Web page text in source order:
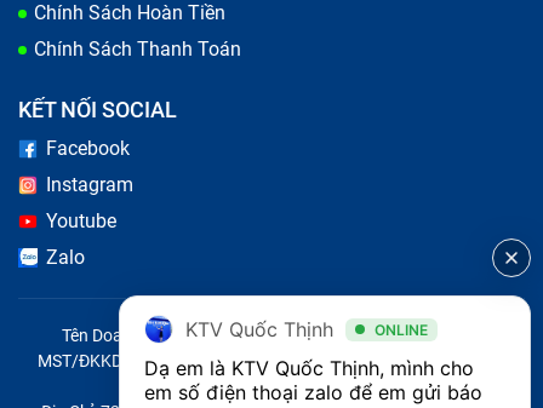
Chính Sách Hoàn Tiền
Chính Sách Thanh Toán
KẾT NỐI SOCIAL
Facebook
Instagram
Youtube
Zalo
Tên Doanh Nghiệp: CÔNG TY TNHH CITY ONE VIỆT NAM
MST/ĐKKD/QĐTL: 0316569346 do sở KHĐT TP.HCM cấp ngày
14/04/2023
KTV Quốc Thịnh ONLINE
Dạ em là KTV Quốc Thịnh, mình cho
em số điện thoại zalo để em gửi báo